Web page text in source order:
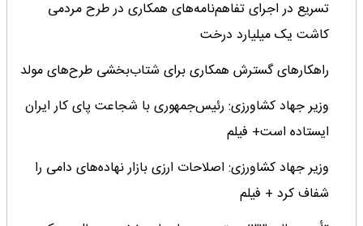
تسریع در اجرای تفاهم‌نامه‌های همکاری در طرح مردمی
کاشت یک میلیارد درخت
راهکارهای گسترش همکاری برای شتاب‌بخشی طرح‌های مولد
وزیر جهاد کشاورزی: رئیس‌جمهوری با شجاعت پای کار ایران
ایستاده است+ فیلم
وزیر جهاد کشاورزی: اصلاحات ارزی بازار نهاده‌های دامی را
شفاف کرد + فیلم